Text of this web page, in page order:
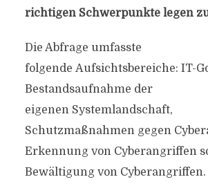
richtigen Schwerpunkte legen
Die Abfrage umfasste
folgende Aufsichtsbereiche: IT-
Bestandsaufnahme der
eigenen Systemlandschaft,
Schutzmaßnahmen gegen
Erkennung von Cyberangriffen
Bewältigung von